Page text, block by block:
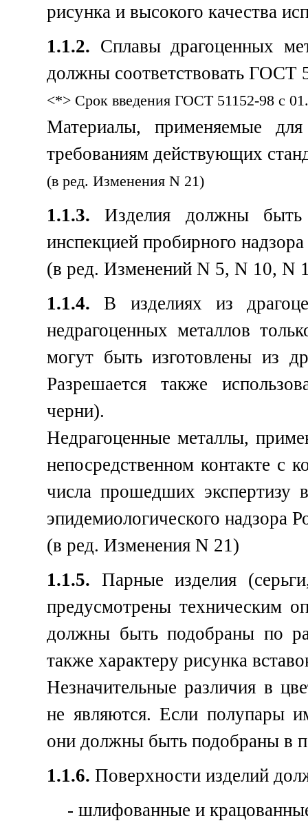
рисунка и высокого качества
1.1.2. Сплавы драгоценных
должны соответствовать ГОСТ
<*> Срок введения ГОСТ 51152-98 с
Материалы, применяемые для
требованиям действующих
(в ред. Изменения N 21)
1.1.3. Изделия должны быть
инспекцией пробирного
(в ред. Изменений N 5, N 10, N
1.1.4. В изделиях из
недрагоценных металлов
могут быть изготовлены из
Разрешается также
черни).
Недрагоценные металлы,
непосредственном контакте
числа прошедших экспертизу
эпидемиологического надзора
(в ред. Изменения N 21)
1.1.5. Парные изделия
предусмотрены техническим
должны быть подобраны по
также характеру рисунка
Незначительные различия в
не являются. Если полупары
они должны быть подобраны в
1.1.6. Поверхности изделий
- шлифованные и